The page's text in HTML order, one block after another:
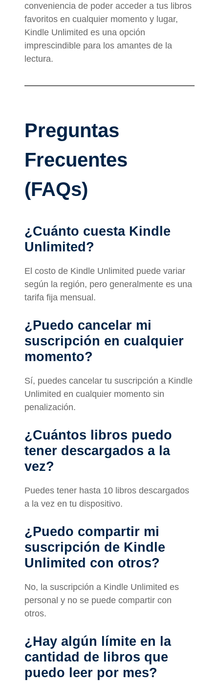
conveniencia de poder acceder a tus libros
favoritos en cualquier momento y lugar,
Kindle Unlimited es una opción
imprescindible para los amantes de la
lectura.
Preguntas
Frecuentes
(FAQs)
¿Cuánto cuesta Kindle
Unlimited?
El costo de Kindle Unlimited puede variar
según la región, pero generalmente es una
tarifa fija mensual.
¿Puedo cancelar mi
suscripción en cualquier
momento?
Sí, puedes cancelar tu suscripción a Kindle
Unlimited en cualquier momento sin
penalización.
¿Cuántos libros puedo
tener descargados a la
vez?
Puedes tener hasta 10 libros descargados
a la vez en tu dispositivo.
¿Puedo compartir mi
suscripción de Kindle
Unlimited con otros?
No, la suscripción a Kindle Unlimited es
personal y no se puede compartir con
otros.
¿Hay algún límite en la
cantidad de libros que
puedo leer por mes?